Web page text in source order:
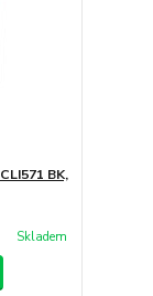
BK,
Skladem